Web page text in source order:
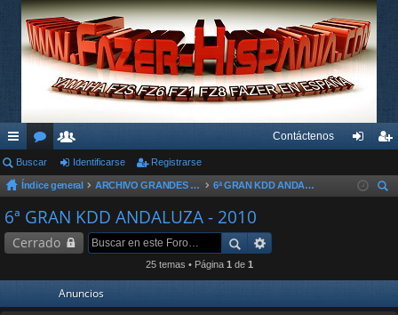
nl
ac
es
rá
or
os
su
ari
os
Contáctenos
nti ist
Buscar Identificarse Registrarse
Índice general ARCHIVO GRANDES KDD´s Y OTROS EVENTOS
6ª GRAN KDD ANDALUZA - 2010
6ª GRAN KDD ANDALUZA - 2010
Cerrado
25 temas • Página 1 de 1
Anuncios